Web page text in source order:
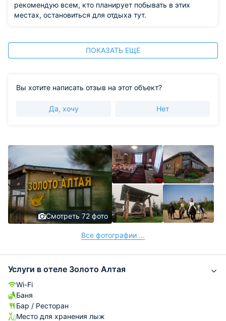
рекомендую всем, кто планирует побывать в этих
местах, остановиться для отдыха тут.
ПОКАЗАТЬ ЕЩЕ
Вы хотите написать отзыв на этот объект?
Да, хочу Нет
Смотреть 72 фото
Все фотографии ...
Услуги в отеле Золото Алтая
Wi-Fi
Баня
Бар / Ресторан
Место для хранения лыж